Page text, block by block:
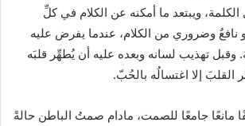
ويبتعد ما أمكنه عن الكلام في كلِّ
وضروري من الكلام، عندما يفرض عليه
وقبل تهذيب لسانه وبعده عليه أن يُطهِّر قلبَه
القلبَ إلا اغتسالُه بالحُبّ.
مانعًا جامعًا للصمت، مادام صمتُ الباطن حالةً